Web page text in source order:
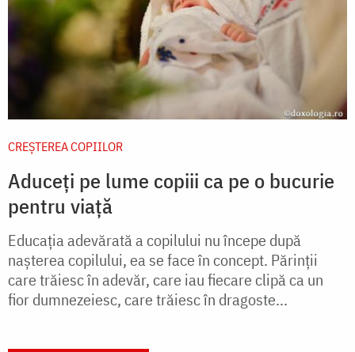
CREŞTEREA COPIILOR
Aduceți pe lume copiii ca pe o bucurie
pentru viață
Educaţia adevărată a copilului nu începe după
naşterea copilului, ea se face în concept. Părinţii
care trăiesc în adevăr, care iau fiecare clipă ca un
fior dumnezeiesc, care trăiesc în dragoste...